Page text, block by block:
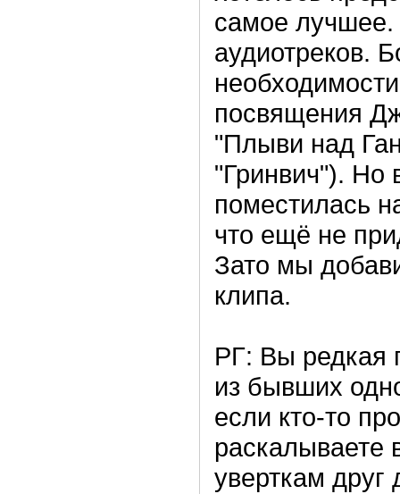
самое лучшее.
аудиотреков.
посвящения
"Плыви над
"Гринвич"). Но
поместилась
что ещё не
Зато мы
клипа.
РГ: Вы редкая
из бывших
если кто-то
раскалываете
уверткам